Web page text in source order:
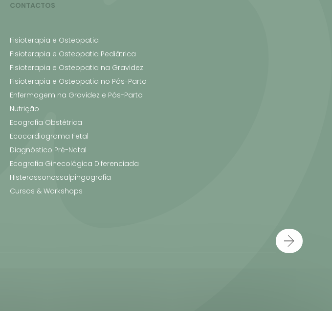
CONTACTOS
Fisioterapia e Osteopatia
Fisioterapia e Osteopatia Pediátrica
Fisioterapia e Osteopatia na Gravidez
Fisioterapia e Osteopatia no Pós-Parto
Enfermagem na Gravidez e Pós-Parto
Nutrição
Ecografia Obstétrica
Ecocardiograma Fetal
Diagnóstico Pré-Natal
Ecografia Ginecológica Diferenciada
Histerossonossalpingografia
Cursos & Workshops